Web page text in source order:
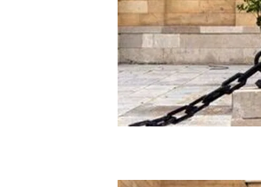
جنگنده شکاری رهگیر آمریکا | F-14